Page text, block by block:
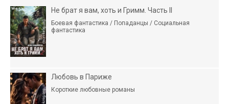
Не брат я вам, хоть и Гримм. Часть II
Боевая фантастика / Попаданцы / Социальная
фантастика
Любовь в Париже
Короткие любовные романы